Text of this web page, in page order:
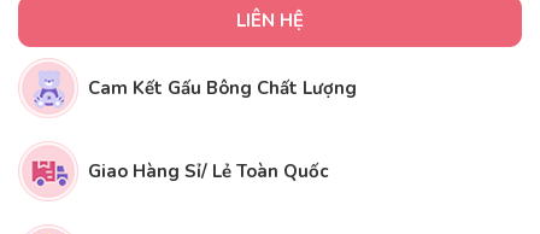
LIÊN HỆ
Cam Kết Gấu Bông Chất Lượng
Giao Hàng Sỉ/ Lẻ Toàn Quốc